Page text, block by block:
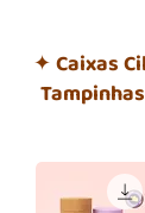
✦ Caixas